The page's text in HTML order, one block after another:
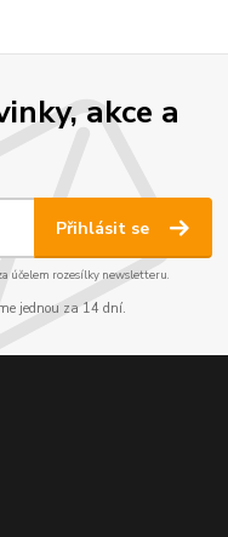
akce a
Přihlásit se
účelem rozesílky newsletteru.
jednou za 14 dní.